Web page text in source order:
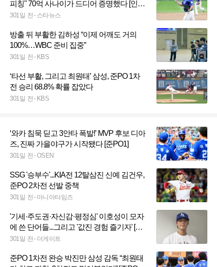
피칭" 70억 사나이가 드디어 증명했다 [인천
현장]
301일 전 스타뉴스
방출 뒤 부활한 김하성 “이제 어깨도 거의
100%…WBC 준비 집중”
301일 전 KBS
‘타선 부활, 그리고 최원태’ 삼성, 준PO 1차
전 승리 68.8% 확률 잡았다
301일 전 KBS
‘와카 침묵 딛고 3안타 폭발!’ MVP 후보 디아
즈, 진짜 가을야구가 시작됐다 [준PO1]
301일 전 OSEN
SSG '승부수'...KIA전 12탈삼진 신예 김건우,
준PO 2차전 선발 중책
301일 전 마니아타임즈
'기세·주도권·자신감·평정심' 이호성이 모자
에 쓴 단어들...그리고 '값진 경험 즐기자' [스
춘 준PO1]
301일 전 더게이트
준PO 1차전 완승 박진만 삼성 감독 “최원태